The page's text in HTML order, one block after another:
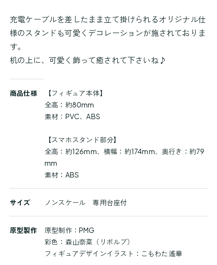
充電ケーブルを差したまま立て掛けられるオリジナル仕
様のスタンドも可愛くデコレーションが施されておりま
す。
机の上に、可愛く飾って癒されて下さいね♪
品
商品仕様
【フィギュア本体】
全高：約80mm
素材：PVC、ABS
【スマホスタンド部分】
全高：約126mm、横幅：約174mm、奥行き：約79
mm
素材：ABS
サイズ ノンスケール 専用台座付
原型製作
原型制作：PMG
彩色：森山奈菜（リボルブ）
フィギュアデザインイラスト：こもわた遙華